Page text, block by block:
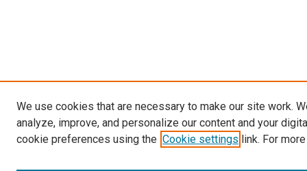
We use cookies that are necessary to make our site work.
analyze, improve, and personalize our content and your
cookie preferences using the Cookie settings link. For